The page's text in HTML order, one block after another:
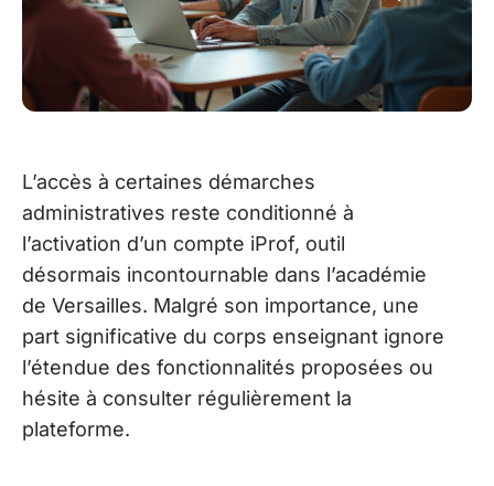
L’accès à certaines démarches
administratives reste conditionné à
l’activation d’un compte iProf, outil
désormais incontournable dans l’académie
de Versailles. Malgré son importance, une
part significative du corps enseignant ignore
l’étendue des fonctionnalités proposées ou
hésite à consulter régulièrement la
plateforme.